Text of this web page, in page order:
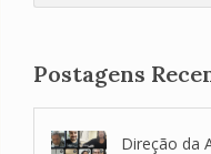
Postagens
Direção da